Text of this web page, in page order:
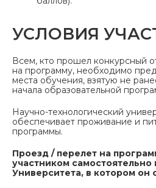
УСЛОВИЯ
Всем, кто прошел конкурсный
на программу, необходимо
места обучения, взятую не
начала образовательной
Научно-технологический
обеспечивает проживание и
программы.
Проезд / перелет на
участником самостоятельно
Университета, в котором он